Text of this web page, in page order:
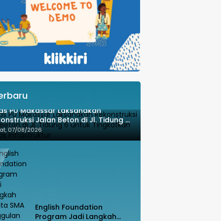
PU Makassar Laksanakan
Jalan Beton di Jl. Tidung 6
Tingkatkan Kualitas Infrastruktur
07/08/2026
English Foundation
Program Jadi Langkah